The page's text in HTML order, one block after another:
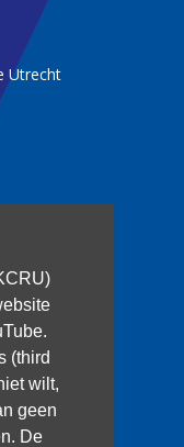
(third
wilt,
geen
De
Utrecht